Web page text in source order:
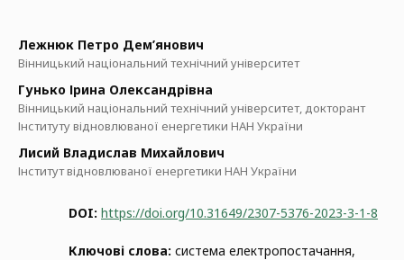
Лежнюк Петро Дем’янович
Вінницький національний технічний університет
Гунько Ірина Олександрівна
Вінницький національний технічний університет, докторант
Інституту відновлюваної енергетики НАН України
Лисий Владислав Михайлович
Інститут відновлюваної енергетики НАН України
DOI: https://doi.org/10.31649/2307-5376-2023-3-1-8
Ключові слова: система електропостачання,